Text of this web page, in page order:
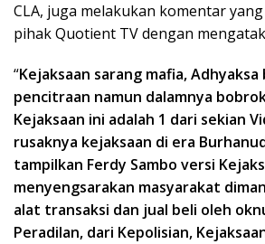
CLA, juga melakukan komentar
pihak Quotient TV dengan
“Kejaksaan sarang mafia, Adhyaksa
pencitraan namun dalamnya
Kejaksaan ini adalah 1 dari sekian
rusaknya kejaksaan di era
tampilkan Ferdy Sambo versi
menyengsarakan masyarakat
alat transaksi dan jual beli oleh
Peradilan, dari Kepolisian,